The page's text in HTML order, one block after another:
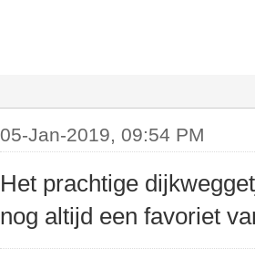
05-Jan-2019, 09:54 PM
Het prachtige
nog altijd een favoriet